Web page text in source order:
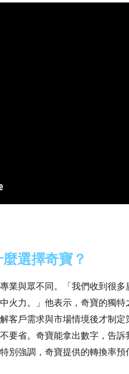
選擇奇寶？
業與眾不同。「我們收到很
火力。」他表示，奇寶的獨
客戶需求與市場情境後才制
要省。奇寶能拿出數字，告訴
別強調，奇寶提供的轉換率